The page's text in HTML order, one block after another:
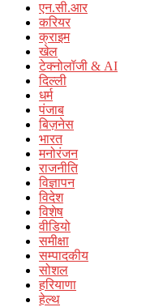
एन.सी.आर
करियर
क्राइम
खेल
टेक्नोलॉजी & AI
दिल्ली
धर्म
पंजाब
बिज़नेस
भारत
मनोरंजन
राजनीति
विज्ञापन
विदेश
विशेष
वीडियो
समीक्षा
सम्पादकीय
सोशल
हरियाणा
हेल्थ